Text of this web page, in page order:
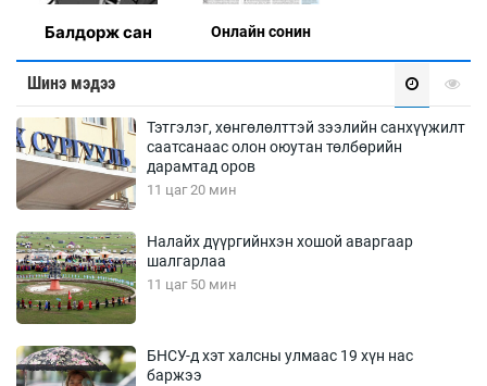
Балдорж сан Онлaйн сонин
Шинэ мэдээ
Тэтгэлэг, хөнгөлөлттэй зээлийн санхүүжилт
саатсанаас олон оюутан төлбөрийн
дарамтад оров
11 цаг 20 мин
Налайх дүүргийнхэн хошой аваргаар
шалгарлаа
11 цаг 50 мин
БНСУ-д хэт халсны улмаас 19 хүн нас
баржээ